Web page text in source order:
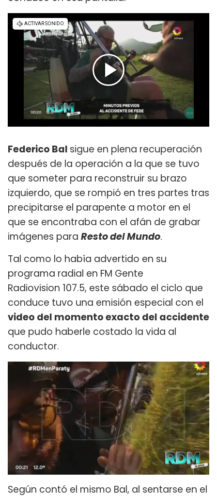
Federico Bal sigue en plena recuperación
después de la operación a la que se tuvo
que someter para reconstruir su brazo
izquierdo, que se rompió en tres partes tras
precipitarse el parapente a motor en el
que se encontraba con el afán de grabar
imágenes para Resto del Mundo.
Tal como lo había advertido en su
programa radial en FM Gente
Radiovision 107.5, este sábado el ciclo que
conduce tuvo una emisión especial con el
video del momento exacto del accidente
que pudo haberle costado la vida al
conductor.
Según contó el mismo Bal, al sentarse en el